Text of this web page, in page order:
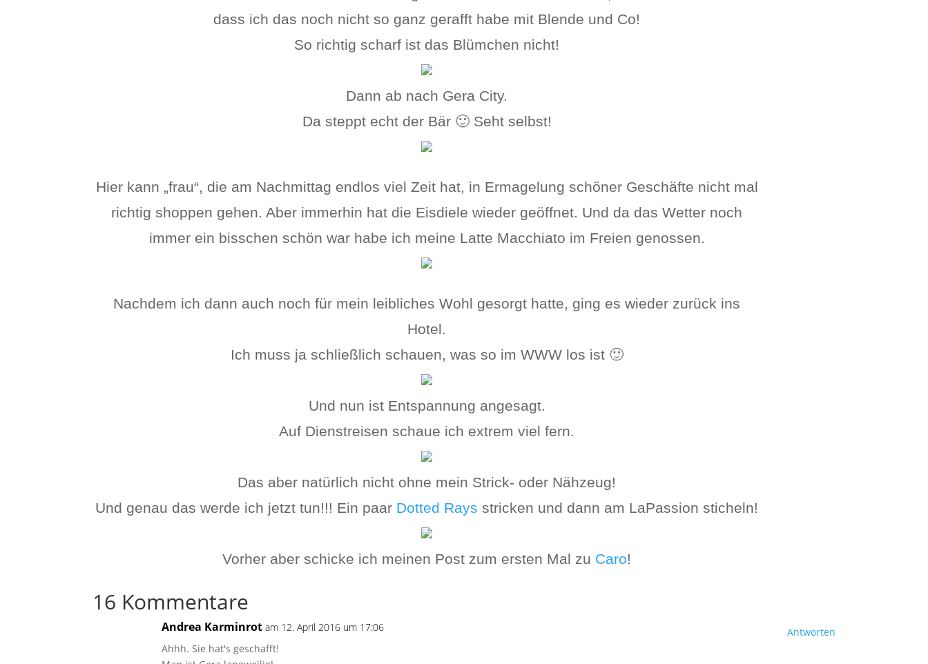
dass ich das noch nicht so ganz gerafft habe mit Blende und Co!
So richtig scharf ist das Blümchen nicht!
Dann ab nach Gera City.
Da steppt echt der Bär 🙂 Seht selbst!
Hier kann „frau“, die am Nachmittag endlos viel Zeit hat, in Ermagelung schöner Geschäfte nicht mal
richtig shoppen gehen. Aber immerhin hat die Eisdiele wieder geöffnet. Und da das Wetter noch
immer ein bisschen schön war habe ich meine Latte Macchiato im Freien genossen.
Nachdem ich dann auch noch für mein leibliches Wohl gesorgt hatte, ging es wieder zurück ins
Hotel.
Ich muss ja schließlich schauen, was so im WWW los ist 🙂
Und nun ist Entspannung angesagt.
Auf Dienstreisen schaue ich extrem viel fern.
Das aber natürlich nicht ohne mein Strick- oder Nähzeug!
Und genau das werde ich jetzt tun!!! Ein paar Dotted Raysstricken und dann am LaPassion sticheln!
Vorher aber schicke ich meinen Post zum ersten Mal zu Caro!
16 Kommentare
Andrea Karminrot am 12. April 2016 um 17:06
Ahhh. Sie hat's geschafft!
Antworten